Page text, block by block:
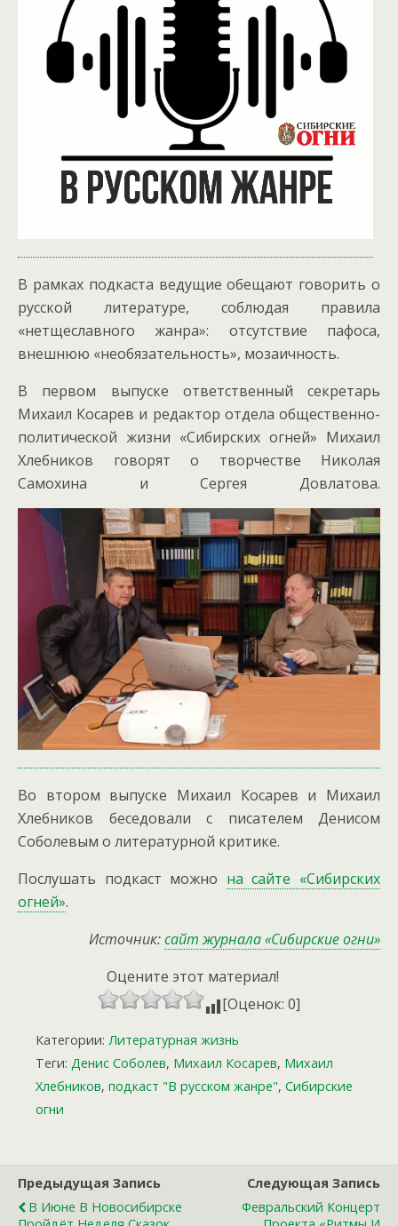
В рамках подкаста ведущие обещают говорить о
русской литературе, соблюдая правила
«нетщеславного жанра»: отсутствие пафоса,
внешнюю «необязательность», мозаичность.
В первом выпуске ответственный секретарь
Михаил Косарев и редактор отдела общественно-
политической жизни «Сибирских огней» Михаил
Хлебников говорят о творчестве Николая
Самохина и Сергея Довлатова.
Во втором выпуске Михаил Косарев и Михаил
Хлебников беседовали с писателем Денисом
Соболевым о литературной критике.
Послушать подкаст можно на сайте «Сибирских
огней».
Источник:сайт журнала «Сибирские огни»
Оцените этот материал!
[Оценок: 0]
Категории: Литературная жизнь
Теги: Денис Соболев, Михаил Косарев, Михаил
Хлебников, подкаст "В русском жанре", Сибирские
огни
Предыдущая Запись
В Июне В Новосибирске
Следующая Запись
Февральский Концерт